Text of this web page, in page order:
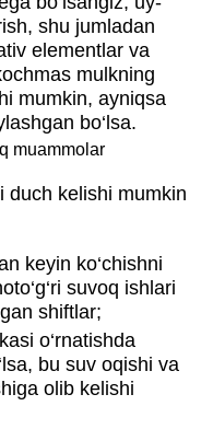
shu jumladan
elementlar va
mulkning
mumkin, ayniqsa
bo‘lsa.
muammolar
duch kelishi mumkin
keyin ko‘chishni
suvoq ishlari
shiftlar;
o‘rnatishda
bu suv oqishi va
olib kelishi